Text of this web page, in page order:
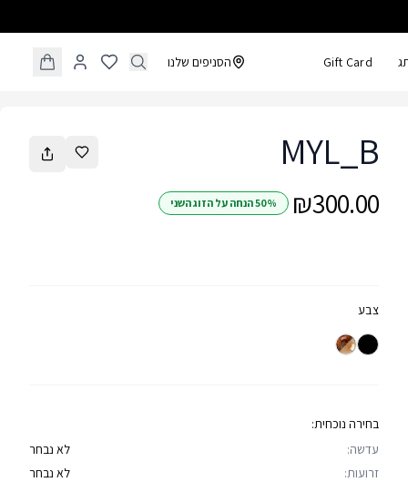
Gift Card הסניפים שלנו
MYL_B
₪300.00 50% הנחה על הזוג השני
צבע
Black
TIGRIS
בחירה נוכחית:
עדשה:
לא נבחר
זרועות:
לא נבחר